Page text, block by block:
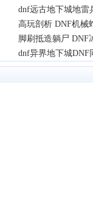
dnf远古地下城地雷
高玩剖析 DNF机械
脚刷抵造躺尸 DNF
dnf异界地下城